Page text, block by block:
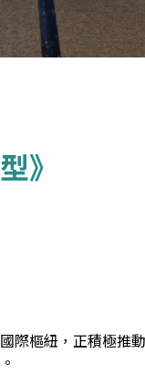
》
際樞紐，正積極推